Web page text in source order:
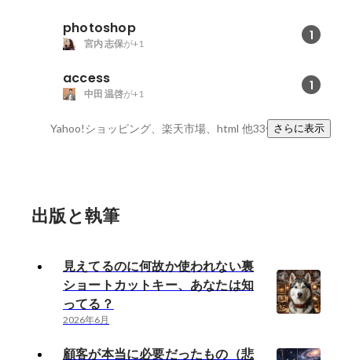
photoshop 1
宮内 志保が+1
access 1
中田 温啓が+1
Yahoo!ショッピング、楽天市場、html 他33件さらに表示
出版と執筆
見えてるのに何故か使われない裏
ショートカットキー、あなたは知
ってる？
2026年6月
顧客が本当に必要だったもの（悲